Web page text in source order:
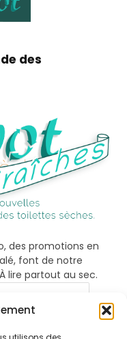
des
des promotions en
font de notre
lire partout au sec.